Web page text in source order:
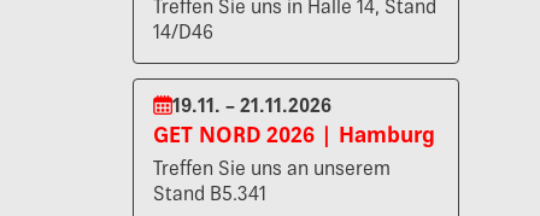
Treffen Sie uns in Halle 14, Stand
14/D46
19.11. – 21.11.2026
GET NORD 2026 | Hamburg
Treffen Sie uns an unserem
Stand B5.341